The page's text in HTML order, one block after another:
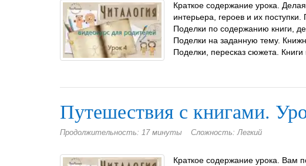
Краткое содержание урока.
интерьера, героев и их
Поделки по содержанию книги,
Поделки на заданную тему.
Поделки, пересказ сюжета.
Путешествия с книгами.
Продолжительность: 17 минуты Сложность: Легкий
Краткое содержание урока. Вам